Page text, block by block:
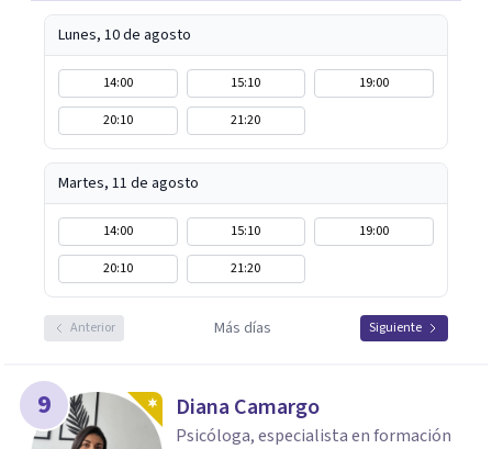
Lunes, 10 de agosto
14:00 15:10
19:00
20:10
21:20
Martes, 11 de agosto
14:00 15:10
19:00
20:10
21:20
Anterior Más días Siguiente
9 Diana Camargo
Psicóloga, especialista en formación